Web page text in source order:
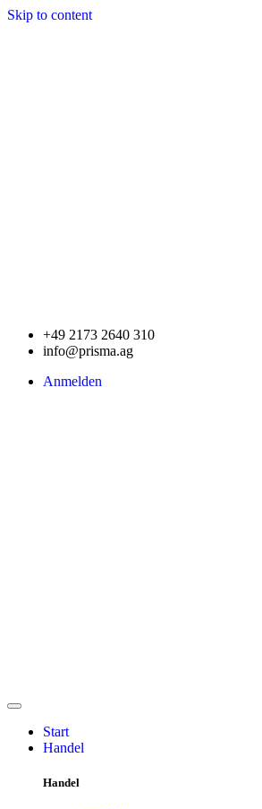
Skip to content
+49 2173 2640 310
info@prisma.ag
Anmelden
Start
Handel
Handel